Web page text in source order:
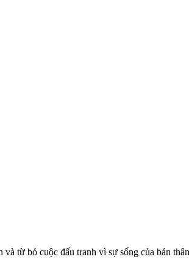
từ bỏ cuộc đấu tranh vì sự sống của bản